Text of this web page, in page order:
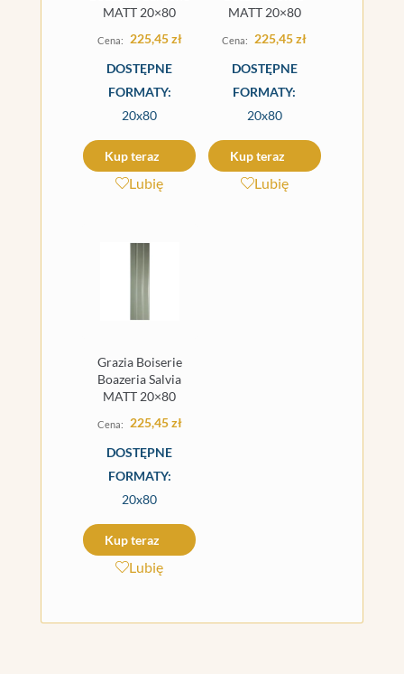
MATT 20×80
225,45zł
DOSTĘPNE
FORMATY:
20x80
Kup teraz
Lubię
MATT 20×80
225,45zł
DOSTĘPNE
FORMATY:
20x80
Kup teraz
Lubię
Grazia Boiserie
Boazeria Salvia
MATT 20×80
225,45zł
DOSTĘPNE
FORMATY:
20x80
Kup teraz
Lubię